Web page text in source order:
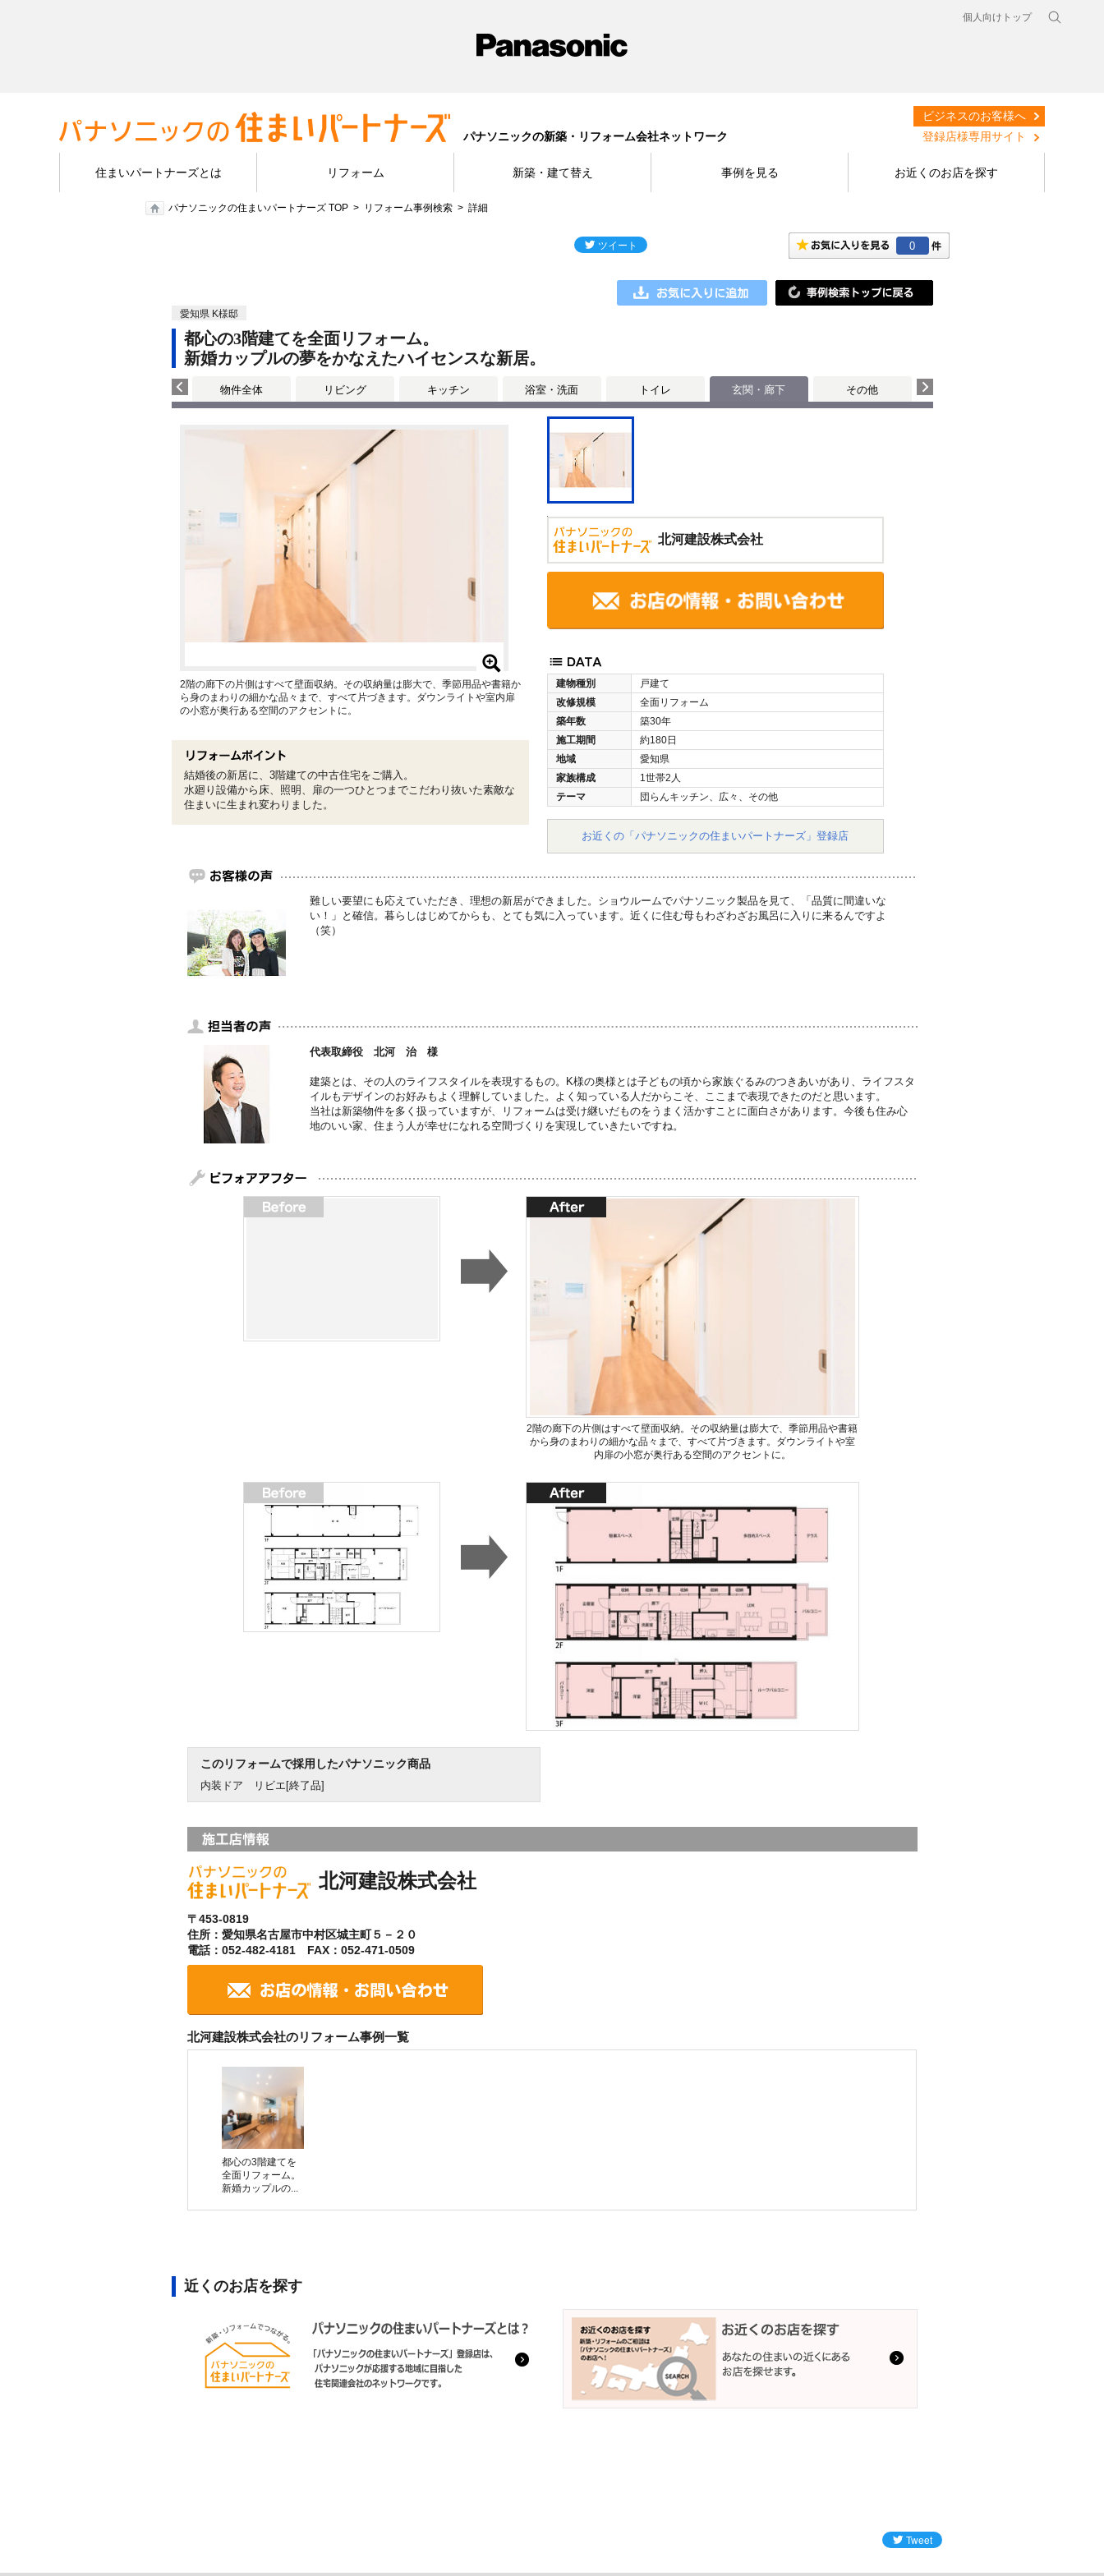
個人向けトップ
パナソニックの新築・リフォーム会社ネットワーク
ビジネスのお客様へ
登録店様専用サイト
住まいパートナーズとは リフォーム 新築・建て替え 事例を見る お近くのお店を探す
パナソニックの住まいパートナーズ TOP リフォーム事例検索 詳細
0
愛知県 K様邸
都心の3階建てを全面リフォーム。
新婚カップルの夢をかなえたハイセンスな新居。
物件全体 リビング キッチン 浴室・洗面 トイレ 玄関・廊下 その他
北河建設株式会社
建物種別
戸建て
改修規模
全面リフォーム
築年数
築30年
施工期間
約180日
地域
愛知県
家族構成
1世帯2人
テーマ
団らんキッチン、広々、その他
お近くの「パナソニックの住まいパートナーズ」登録店
2階の廊下の片側はすべて壁面収納。その収納量は膨大で、季節用品や書籍か
ら身のまわりの細かな品々まで、すべて片づきます。ダウンライトや室内扉
の小窓が奥行ある空間のアクセントに。
結婚後の新居に、3階建ての中古住宅をご購入。
水廻り設備から床、照明、扉の一つひとつまでこだわり抜いた素敵な
住まいに生まれ変わりました。
難しい要望にも応えていただき、理想の新居ができました。ショウルームでパナソニック製品を見て、「品質に間違いな
い！」と確信。暮らしはじめてからも、とても気に入っています。近くに住む母もわざわざお風呂に入りに来るんですよ
（笑）
代表取締役 北河 治 様
建築とは、その人のライフスタイルを表現するもの。K様の奥様とは子どもの頃から家族ぐるみのつきあいがあり、ライフスタ
イルもデザインのお好みもよく理解していました。よく知っている人だからこそ、ここまで表現できたのだと思います。
当社は新築物件を多く扱っていますが、リフォームは受け継いだものをうまく活かすことに面白さがあります。今後も住み心
地のいい家、住まう人が幸せになれる空間づくりを実現していきたいですね。
2階の廊下の片側はすべて壁面収納。その収納量は膨大で、季節用品や書籍
から身のまわりの細かな品々まで、すべて片づきます。ダウンライトや室
内扉の小窓が奥行ある空間のアクセントに。
このリフォームで採用したパナソニック商品
内装ドア リビエ[終了品]
北河建設株式会社
〒453-0819
住所：愛知県名古屋市中村区城主町５－２０
電話：052-482-4181 FAX：052-471-0509
北河建設株式会社のリフォーム事例一覧
都心の3階建てを
全面リフォーム。
新婚カップルの...
近くのお店を探す